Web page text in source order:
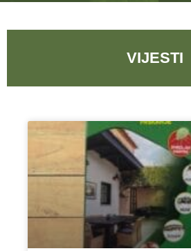
VIJESTI